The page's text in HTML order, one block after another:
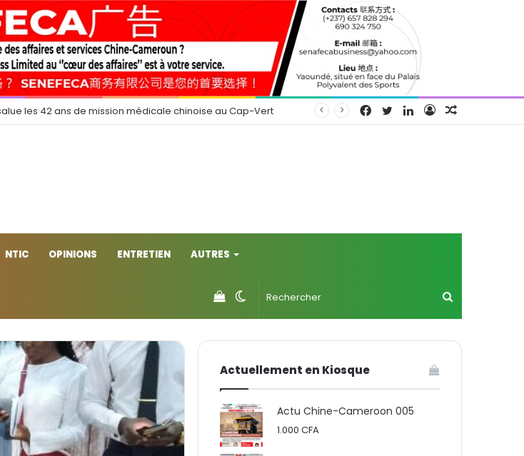
les 42 ans de mission médicale chinoise au Cap-Vert Connexion
Linkedin
Twitter
Facebook
NTIC OPINIONS ENTRETIEN AUTRES
Switch
skin
Voir
votre
Actuellement en Kiosque
Actu Chine-Cameroon 005
1.000CFA